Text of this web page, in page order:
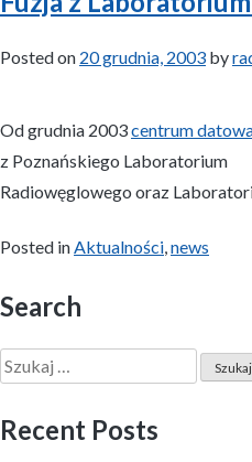
Posted on 20 grudnia, 2003 by
Od grudnia 2003centrum
z Poznańskiego Laboratorium
Radiowęglowego oraz
Posted inAktualności,news
Search
Szukaj:
Recent Posts